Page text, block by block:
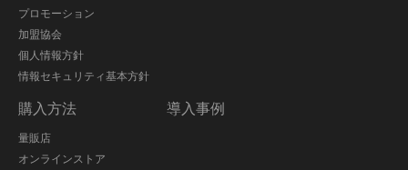
プロモーション
加盟協会
個人情報方針
情報セキュリティ基本方針
購入方法
量販店
オンラインストア
導入事例